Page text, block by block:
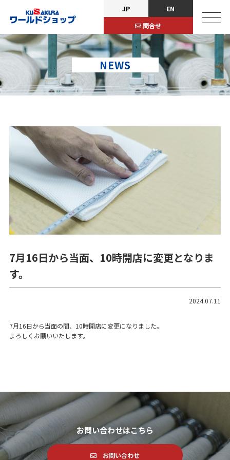
JP
EN
問合せ
NEWS
7月16日から当面、10時開店に変更となりま
す。
2024.07.11
7月16日から当面の間、10時開店に変更になりました。
よろしくお願いいたします。
お問い合わせはこちら
お問い合わせ